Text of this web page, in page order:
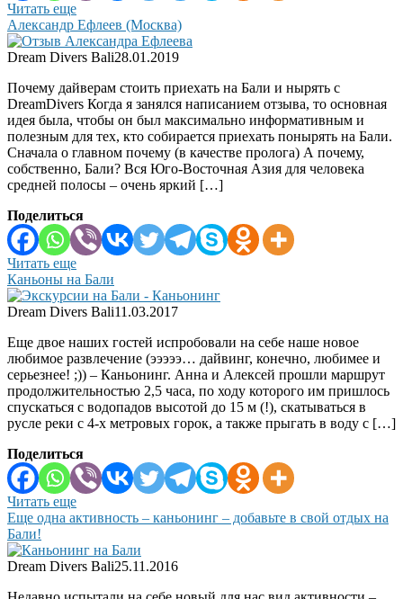
Читать еще
Александр Ефлеев (Москва)
Dream Divers Bali28.01.2019
Почему дайверам стоить приехать на Бали и нырять с
DreamDivers Когда я занялся написанием отзыва, то основная
идея была, чтобы он был максимально информативным и
полезным для тех, кто собирается приехать понырять на Бали.
Сначала о главном почему (в качестве пролога) А почему,
собственно, Бали? Вся Юго-Восточная Азия для человека
средней полосы – очень яркий […]
Поделиться
Читать еще
Каньоны на Бали
Dream Divers Bali11.03.2017
Еще двое наших гостей испробовали на себе наше новое
любимое развлечение (эээээ… дайвинг, конечно, любимее и
серьезнее! ;)) – Каньонинг. Анна и Алексей прошли маршрут
продолжительностью 2,5 часа, по ходу которого им пришлось
спускаться с водопадов высотой до 15 м (!), скатываться в
русле реки с 4-х метровых горок, а также прыгать в воду с […]
Поделиться
Читать еще
Еще одна активность – каньонинг – добавьте в свой отдых на
Бали!
Dream Divers Bali25.11.2016